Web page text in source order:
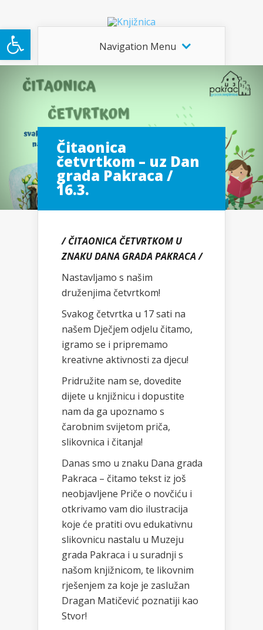
Open toolbar Navigation Menu
Čitaonica
četvrtkom – uz Dan
grada Pakraca /
16.3.
/ ČITAONICA ČETVRTKOM U
ZNAKU DANA GRADA PAKRACA /
Nastavljamo s našim
druženjima četvrtkom!
Svakog četvrtka u 17 sati na
našem Dječjem odjelu čitamo,
igramo se i pripremamo
kreativne aktivnosti za djecu!
Pridružite nam se, dovedite
dijete u knjižnicu i dopustite
nam da ga upoznamo s
čarobnim svijetom priča,
slikovnica i čitanja!
Danas smo u znaku Dana grada
Pakraca – čitamo tekst iz još
neobjavljene Priče o novčiću i
otkrivamo vam dio ilustracija
koje će pratiti ovu edukativnu
slikovnicu nastalu u Muzeju
grada Pakraca i u suradnji s
našom knjižnicom, te likovnim
rješenjem za koje je zaslužan
Dragan Matičević poznatiji kao
Stvor!